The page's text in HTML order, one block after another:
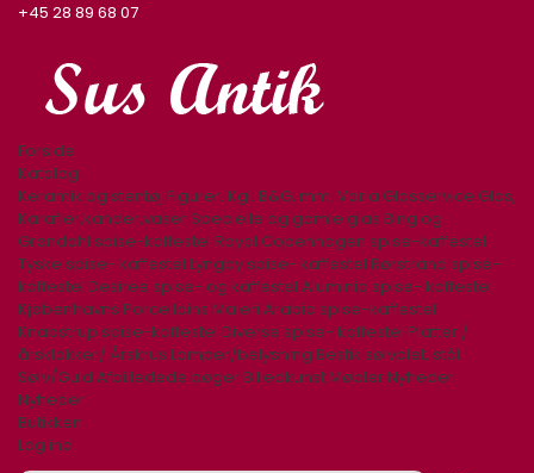
+45 28 89 68 07
Forside
Katalog
Keramik og stentøj Figurer. Kgl. B&G, mm. Varia Glasservice Glas,
Karafler,kander,vaser Specielle og gamle glas Bing og
Grøndahl spise-kaffestel Royal Copenhagen spise-kaffestel
Tyske spise- kaffestel Lyngby spise- kaffestel Rørstrand spise-
kaffestel Desiree spise- og kaffestel Aluminia spise- kaffestel
Kjøbenhavns Porcellains Maleri Arabia spise-kaffestel
Knabstrup spise-kaffestel Diverse spise- kaffestel Platter /
årsklokker/ Årskrus Lamper/belysning Bestik sølvplet, stål
Sølv/Guld Afbilledede bøger Billedkunst Møbler Nyheder
Nyheder
Butikken
Log ind